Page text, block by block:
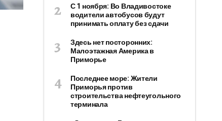
С 1 ноября: Во Владивостоке
водители автобусов будут
принимать оплату без сдачи
Здесь нет посторонних:
Малоэтажная Америка в
Приморье
Последнее море: Жители
Приморья против
строительства нефтеугольного
терминала